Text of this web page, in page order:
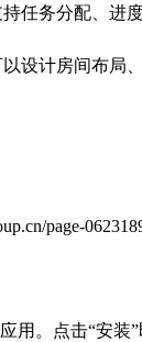
任务分配、进
设计房间布局
page-
。点击“安装”